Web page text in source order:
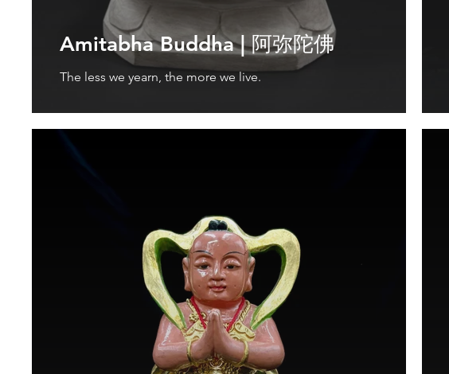
Amitabha Buddha | 阿弥陀佛
The less we yearn, the more we live.